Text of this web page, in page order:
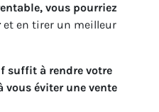
vous pourriez
et en tirer un meilleur
suffit à rendre votre
éviter une vente